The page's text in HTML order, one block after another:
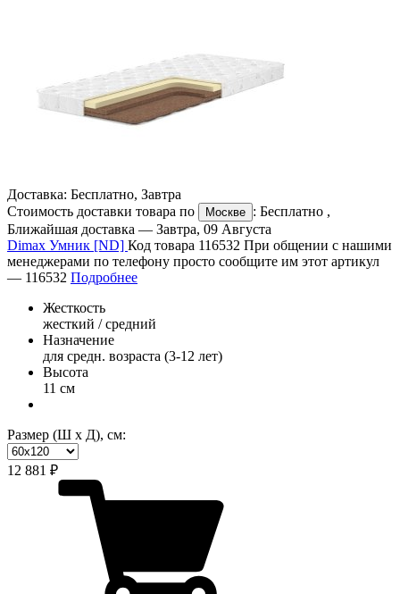
Доставка: Бесплатно, Завтра
Стоимость доставки товара по
Москве : Бесплатно ,
Ближайшая доставка — Завтра, 09 Августа
Dimax Умник [ND] Код товара 116532 При общении с нашими
менеджерами по телефону просто сообщите им этот артикул
— 116532 Подробнее
Жесткость
жесткий / средний
Назначение
для средн. возраста (3-12 лет)
Высота
11 см
Размер (Ш х Д), см:
12 881 ₽